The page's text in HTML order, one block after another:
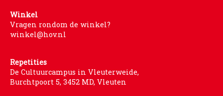
Winkel
Vragen rondom de winkel?
winkel@hov.nl
Repetities
De Cultuurcampus in Vleuterweide,
Burchtpoort 5, 3452 MD, Vleuten